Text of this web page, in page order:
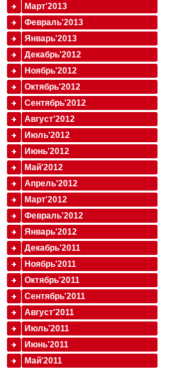
Март'2013
Февраль'2013
Январь'2013
Декабрь'2012
Ноябрь'2012
Октябрь'2012
Сентябрь'2012
Август'2012
Июль'2012
Июнь'2012
Май'2012
Апрель'2012
Март'2012
Февраль'2012
Январь'2012
Декабрь'2011
Ноябрь'2011
Октябрь'2011
Сентябрь'2011
Август'2011
Июль'2011
Июнь'2011
Май'2011